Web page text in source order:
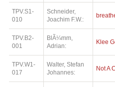
TPV.S1-
010
Schneider,
Joachim F.W.:
TPV.B2-
001
BlÃ¼mm,
Adrian:
Klee
TPV.W1-
017
Walter, Stefan
Johannes:
Not A